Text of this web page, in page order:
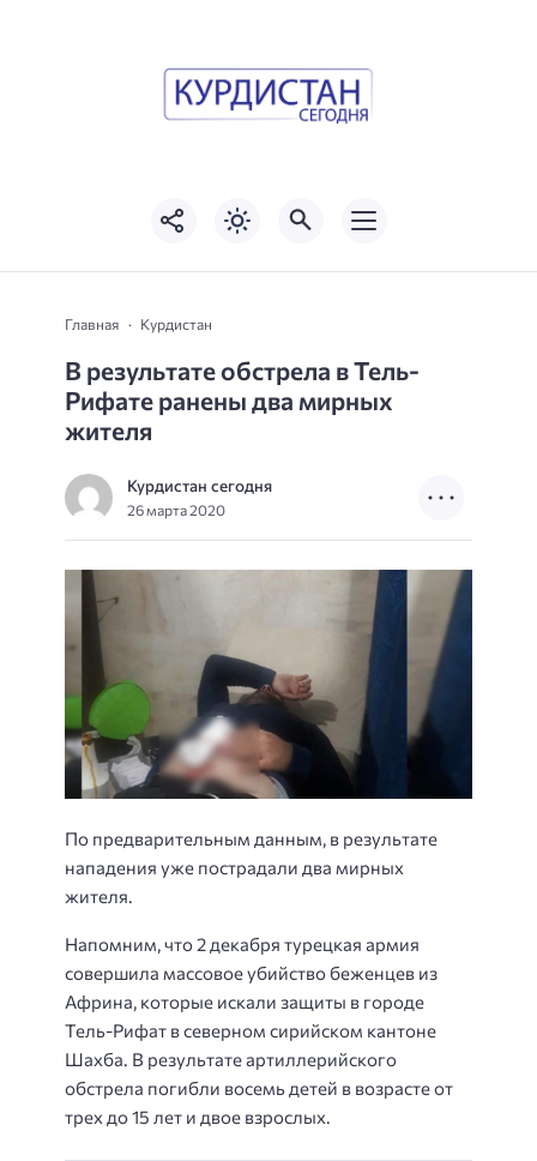
Главная Курдистан
В результате обстрела в Тель-
Рифате ранены два мирных
жителя
Курдистан сегодня
26 марта 2020
По предварительным данным, в результате
нападения уже пострадали два мирных
жителя.
Напомним, что 2 декабря турецкая армия
совершила массовое убийство беженцев из
Африна, которые искали защиты в городе
Тель-Рифат в северном сирийском кантоне
Шахба. В результате артиллерийского
обстрела погибли восемь детей в возрасте от
трех до 15 лет и двое взрослых.